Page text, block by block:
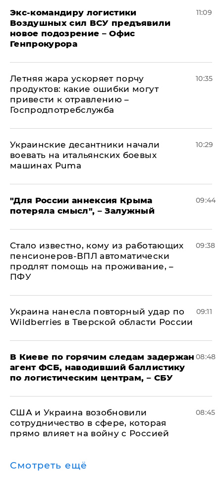
Экс-командиру логистики
Воздушных сил ВСУ предъявили
новое подозрение – Офис
Генпрокурора
11:09
Летняя жара ускоряет порчу
продуктов: какие ошибки могут
привести к отравлению –
Госпродпотребслужба
10:35
Украинские десантники начали
воевать на итальянских боевых
машинах Puma
10:29
"Для России аннексия Крыма
потеряла смысл", – Залужный
09:44
Стало известно, кому из работающих
пенсионеров-ВПЛ автоматически
продлят помощь на проживание, –
ПФУ
09:38
Украина нанесла повторный удар по
Wildberries в Тверской области России
09:11
В Киеве по горячим следам задержан
агент ФСБ, наводивший баллистику
по логистическим центрам, – СБУ
08:48
США и Украина возобновили
сотрудничество в сфере, которая
прямо влияет на войну с Россией
08:45
Смотреть ещё